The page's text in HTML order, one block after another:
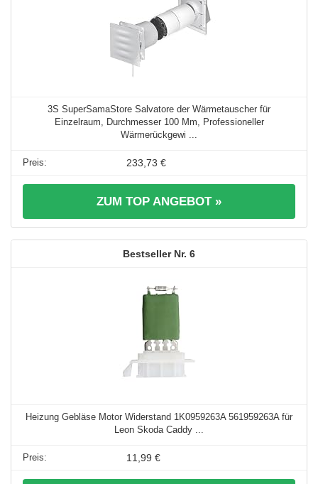
3S SuperSamaStore Salvatore der Wärmetauscher für
Einzelraum, Durchmesser 100 Mm, Professioneller
Wärmerückgewi ...
233,73 €
ZUM TOP ANGEBOT »
6
Heizung Gebläse Motor Widerstand 1K0959263A 561959263A für
Leon Skoda Caddy ...
11,99 €